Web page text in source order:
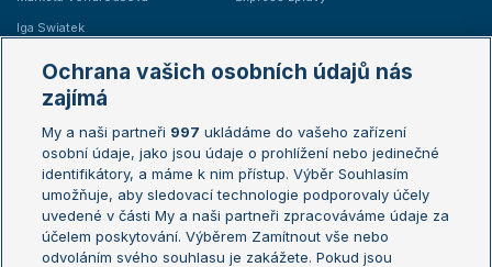
Iga Swiatek
Žebříčky
Žebříček ATP (muži)
Žebříček WTA (ženy)
Sázkařský žebříček
Australian Open
French Open
Wimbledon
US Open
Turnaj mistrů
Ochrana vašich osobních údajů nás
zajímá
My a naši partneři 997 ukládáme do vašeho zařízení
osobní údaje, jako jsou údaje o prohlížení nebo jedinečné
identifikátory, a máme k nim přístup. Výběr Souhlasím
umožňuje, aby sledovací technologie podporovaly účely
uvedené v části My a naši partneři zpracováváme údaje za
účelem poskytování. Výběrem Zamítnout vše nebo
odvoláním svého souhlasu je zakážete. Pokud jsou